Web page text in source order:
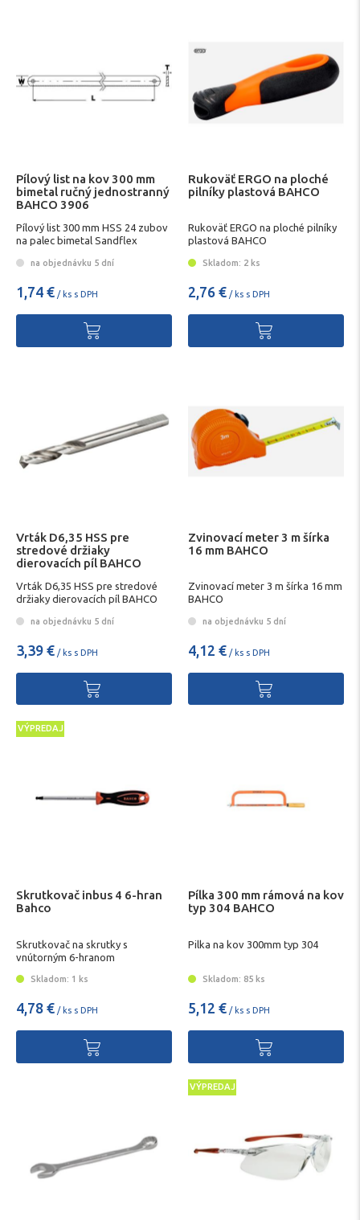
Pílový list na kov 300 mm
bimetal ručný jednostranný
BAHCO 3906
Pílový list 300 mm HSS 24 zubov
na palec bimetal Sandflex
na objednávku 5 dní
1,74 € / ks s DPH
Rukoväť ERGO na ploché
pilníky plastová BAHCO
Rukoväť ERGO na ploché pilníky
plastová BAHCO
Skladom: 2 ks
2,76 € / ks s DPH
Vrták D6,35 HSS pre
stredové držiaky
dierovacích píl BAHCO
Vrták D6,35 HSS pre stredové
držiaky dierovacích píl BAHCO
na objednávku 5 dní
3,39 € / ks s DPH
Zvinovací meter 3 m šírka
16 mm BAHCO
Zvinovací meter 3 m šírka 16 mm
BAHCO
na objednávku 5 dní
4,12 € / ks s DPH
VÝPREDAJ
Skrutkovač inbus 4 6-hran
Bahco
Skrutkovač na skrutky s
vnútorným 6-hranom
Skladom: 1 ks
4,78 € / ks s DPH
Pílka 300 mm rámová na kov
typ 304 BAHCO
Pilka na kov 300mm typ 304
Skladom: 85 ks
5,12 € / ks s DPH
VÝPREDAJ